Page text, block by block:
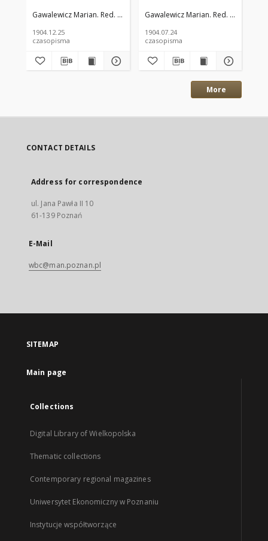
R.40 nr52
Gawalewicz Marian. Red. i Wyd.
1904.12.25
czasopisma
R.40 nr30
Gawalewicz Marian. Red. i Wyd.
1904.07.24
czasopisma
More
CONTACT DETAILS
Address for correspondence
ul. Jana Pawła II 10
61-139 Poznań
E-Mail
wbc@man.poznan.pl
SITEMAP
Main page
Collections
Digital Library of Wielkopolska
Thematic collections
Contemporary regional magazines
Uniwersytet Ekonomiczny w Poznaniu
Instytucje współtworzące